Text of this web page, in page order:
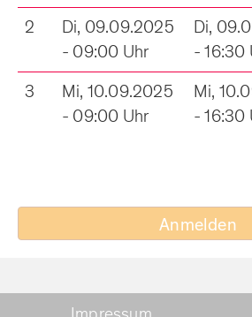
2
Di, 09.09.2025
- 09:00 Uhr
Di,
- 16:30
3
Mi, 10.09.2025
- 09:00 Uhr
Mi,
- 16:30
Anmelden